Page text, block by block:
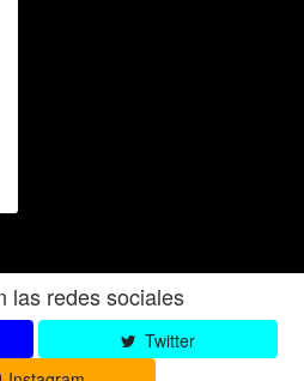
las redes sociales
Twitter